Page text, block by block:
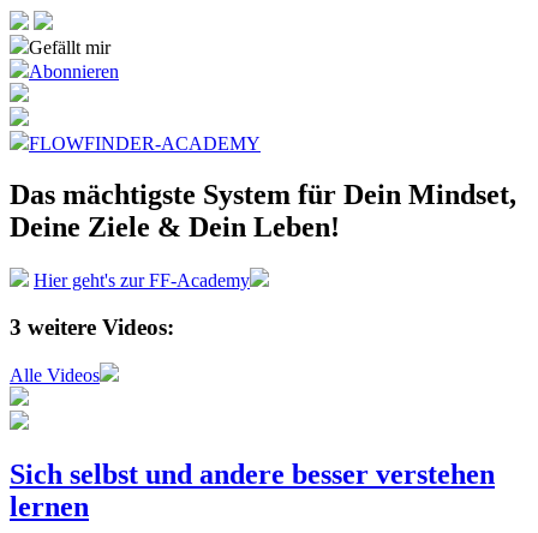
Gefällt mir
Abonnieren
FLOWFINDER-ACADEMY
Das mächtigste System für Dein Mindset,
Deine Ziele & Dein Leben!
Hier geht's zur FF-Academy
3 weitere Videos:
Alle Videos
Sich selbst und andere besser verstehen
lernen